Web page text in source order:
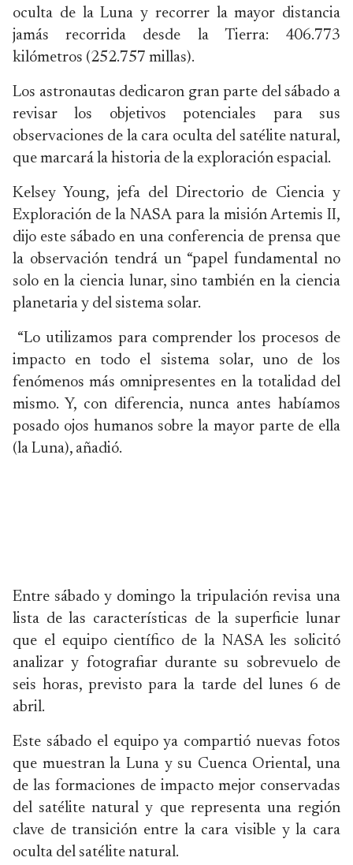
oculta de la Luna y recorrer la mayor distancia
jamás recorrida desde la Tierra: 406.773
kilómetros (252.757 millas).
Los astronautas dedicaron gran parte del sábado a
revisar los objetivos potenciales para sus
observaciones de la cara oculta del satélite natural,
que marcará la historia de la exploración espacial.
Kelsey Young, jefa del Directorio de Ciencia y
Exploración de la NASA para la misión Artemis II,
dijo este sábado en una conferencia de prensa que
la observación tendrá un “papel fundamental no
solo en la ciencia lunar, sino también en la ciencia
planetaria y del sistema solar.
“Lo utilizamos para comprender los procesos de
impacto en todo el sistema solar, uno de los
fenómenos más omnipresentes en la totalidad del
mismo. Y, con diferencia, nunca antes habíamos
posado ojos humanos sobre la mayor parte de ella
(la Luna), añadió.
Entre sábado y domingo la tripulación revisa una
lista de las características de la superficie lunar
que el equipo científico de la NASA les solicitó
analizar y fotografiar durante su sobrevuelo de
seis horas, previsto para la tarde del lunes 6 de
abril.
Este sábado el equipo ya compartió nuevas fotos
que muestran la Luna y su Cuenca Oriental, una
de las formaciones de impacto mejor conservadas
del satélite natural y que representa una región
clave de transición entre la cara visible y la cara
oculta del satélite natural.